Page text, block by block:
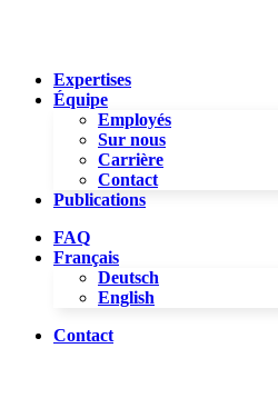
Expertises
Équipe
Employés
Sur nous
Carrière
Contact
Publications
FAQ
Français
Deutsch
English
Contact